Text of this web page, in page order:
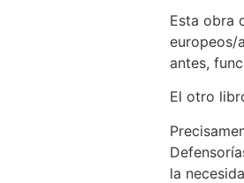
Esta obra
europeos/
antes,
El otro
la